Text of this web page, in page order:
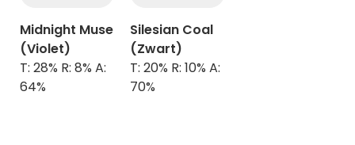
Midnight Muse
(Violet)
T: 28% R: 8% A:
64%
Silesian Coal
(Zwart)
T: 20% R: 10% A:
70%